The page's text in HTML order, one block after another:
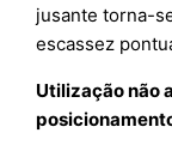
jusante torna-
escassez
Utilização não